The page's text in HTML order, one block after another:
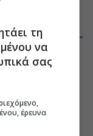
σε βενζίνη
τιμών, τι
τη
να
σας
έρευνα